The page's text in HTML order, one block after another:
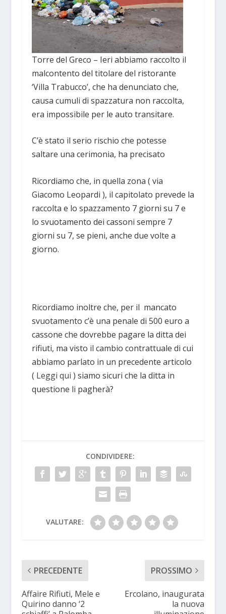
Torre del Greco – Ieri abbiamo raccolto il
malcontento del titolare del ristorante
‘Villa Trabucco’, che ha denunciato che,
causa cumuli di spazzatura non raccolta,
era impossibile per le auto transitare.
C’è stato il serio rischio che potesse
saltare una cerimonia, ha precisato
Ricordiamo che, in quella zona ( via
Giacomo Leopardi ), il capitolato prevede la
raccolta e lo spazzamento 7 giorni su 7 e
lo svuotamento dei cassoni sempre 7
giorni su 7, se pieni, anche due volte a
giorno.
Ricordiamo inoltre che, per il mancato
svuotamento c’è una penale di 500 euro a
cassone che dovrebbe pagare la ditta dei
rifiuti, ma visto il cambio contrattuale di cui
abbiamo parlato in un precedente articolo
( Leggi qui ) siamo sicuri che la ditta in
questione li pagherà?
CONDIVIDERE:
VALUTARE:
PRECEDENTE
Affaire Rifiuti, Mele e
Quirino danno ‘2
PROSSIMO
Ercolano, inaugurata
la nuova